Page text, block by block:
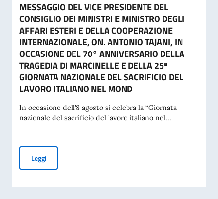
MESSAGGIO DEL VICE PRESIDENTE DEL
CONSIGLIO DEI MINISTRI E MINISTRO DEGLI
AFFARI ESTERI E DELLA COOPERAZIONE
INTERNAZIONALE, ON. ANTONIO TAJANI, IN
OCCASIONE DEL 70° ANNIVERSARIO DELLA
TRAGEDIA DI MARCINELLE E DELLA 25ª
GIORNATA NAZIONALE DEL SACRIFICIO DEL
LAVORO ITALIANO NEL MOND
In occasione dell’8 agosto si celebra la “Giornata
nazionale del sacrificio del lavoro italiano nel...
LeggiMESSAGGIO DEL VICE PRESIDENTE DEL CONSIGLIO DEI